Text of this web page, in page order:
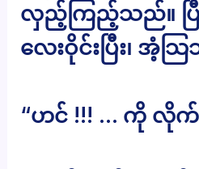
လှည့်ကြည့်သည်။ ပြီ
လေးဝိုင်းပြီး၊ အံ့သ
“ဟင် !!! … ကို လို